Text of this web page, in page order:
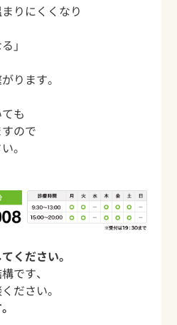
りにくくなり
」
ります。
も
ので
。
ください。
です、
ださい。